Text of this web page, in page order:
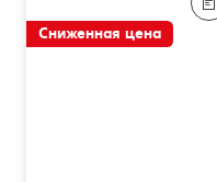
Сниженная цена